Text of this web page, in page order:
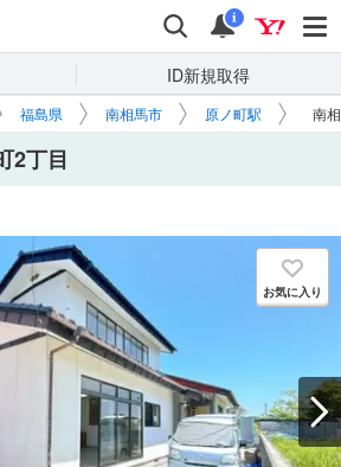
検索 通知
i
ID新規取得
福島県 南相馬市 原ノ町駅 南
2丁目
お気に入り